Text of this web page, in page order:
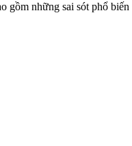
gồm những sai sót phổ